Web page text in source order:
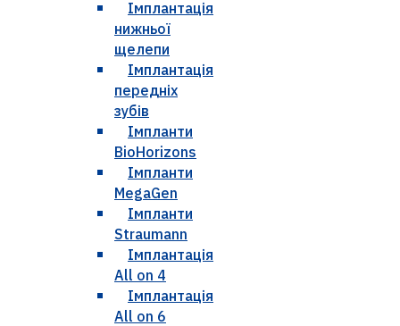
Імплантація
нижньої
щелепи
Імплантація
передніх
зубів
Імпланти
BioHorizons
Імпланти
MegaGen
Імпланти
Straumann
Імплантація
All on 4
Імплантація
All on 6